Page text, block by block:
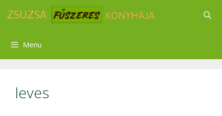
Menu
leves